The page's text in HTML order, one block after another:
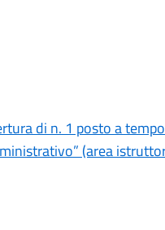
di n. 1 posto a
(area